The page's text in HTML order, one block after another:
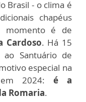
Brasil - o clima é
chapéus
momento é de
Cardoso. Há 15
Santuário de
especial na
2024: é a
Romaria.